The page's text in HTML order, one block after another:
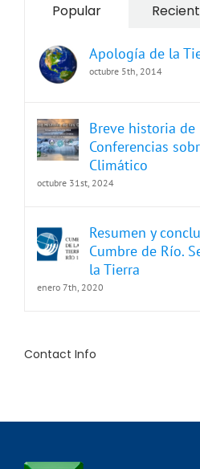
Popular
Apología de la
octubre 5th, 2014
Breve historia de
Conferencias
Climático
octubre 31st, 2024
Resumen y
Cumbre de Río.
la Tierra
enero 7th, 2020
Contact Info